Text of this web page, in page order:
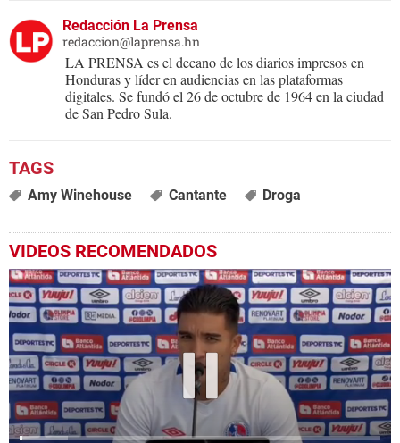
Redacción La Prensa
redaccion@laprensa.hn
LA PRENSA es el decano de los diarios impresos en
Honduras y líder en audiencias en las plataformas
digitales. Se fundó el 26 de octubre de 1964 en la ciudad
de San Pedro Sula.
Amy Winehouse Cantante Droga
VIDEOS RECOMENDADOS